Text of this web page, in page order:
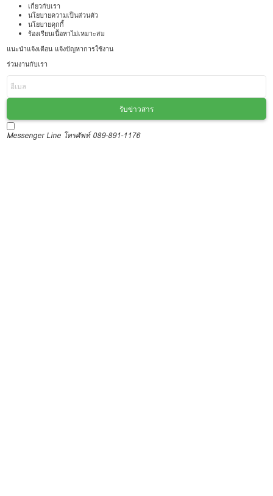
เกี่ยวกับเรา
นโยบายความเป็นส่วนตัว
นโยบายคุกกี้
ร้องเรียนเนื้อหาไม่เหมาะสม
แนะนำแจ้งเตือน แจ้งปัญหาการใช้งาน
ร่วมงานกับเรา
รับข่าวสาร
Messenger Line โทรศัพท์ 089-891-1176